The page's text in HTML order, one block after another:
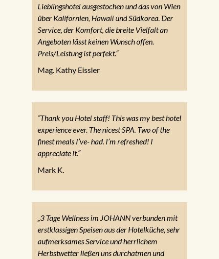
Lieblingshotel ausgestochen und das von Wien
über Kalifornien, Hawaii und Südkorea. Der
Service, der Komfort, die breite Vielfalt an
Angeboten lässt keinen Wunsch offen.
Preis/Leistung ist perfekt.“
Mag. Kathy Eissler
“Thank you Hotel staff! This was my best hotel
experience ever. The nicest SPA. Two of the
finest meals I’ve- had. I’m refreshed! I
appreciate it.“
Mark K.
„3 Tage Wellness im JOHANN verbunden mit
erstklassigen Speisen aus der Hotelküche, sehr
aufmerksames Service und herrlichem
Herbstwetter ließen uns durchatmen und